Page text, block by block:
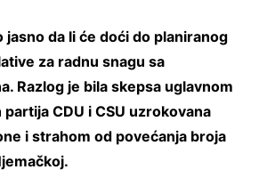
jasno da li će doći do planiranog
za radnu snagu sa
Razlog je bila skepsa uglavnom
CDU i CSU uzrokovana
i strahom od povećanja broja